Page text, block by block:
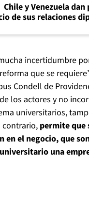
Chile y Venezuela
de sus relaciones
incertidumbre
que se
Condell de
los actores y no
universitarios,
contrario, permite
en el negocio, que
una